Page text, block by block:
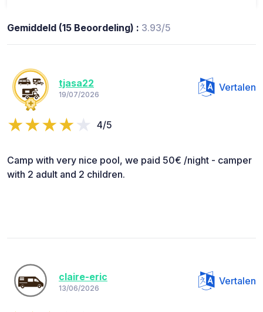
Gemiddeld (15 Beoordeling) : 3.93/5
tjasa22
19/07/2026
Vertalen
4/5
Camp with very nice pool, we paid 50€ /night - camper
with 2 adult and 2 children.
claire-eric
13/06/2026
Vertalen